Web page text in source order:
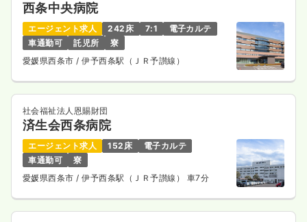
西条中央病院
エージェント求人 242床 7:1
電子カルテ
車通勤可
託児所
寮
愛媛県西条市 / 伊予西条駅（ＪＲ予讃線）
社会福祉法人恩賜財団
済生会西条病院
エージェント求人 152床
電子カルテ
車通勤可
寮
愛媛県西条市 / 伊予西条駅（ＪＲ予讃線） 車7分